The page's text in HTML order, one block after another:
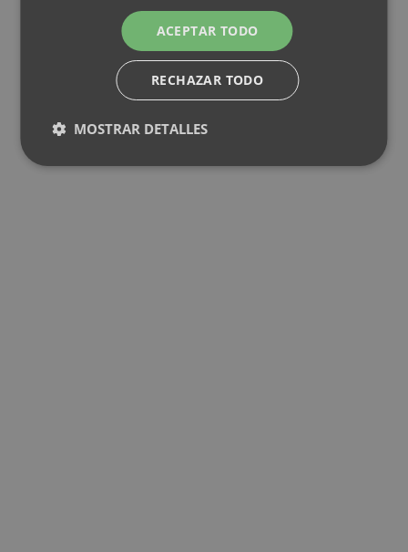
ACEPTAR TODO
RECHAZAR TODO
MOSTRAR DETALLES